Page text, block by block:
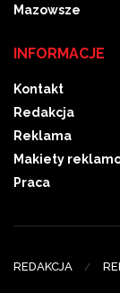
Mazowsze
INFORMACJE
Kontakt
Redakcja
Reklama
Makiety
Praca
REDAKCJA